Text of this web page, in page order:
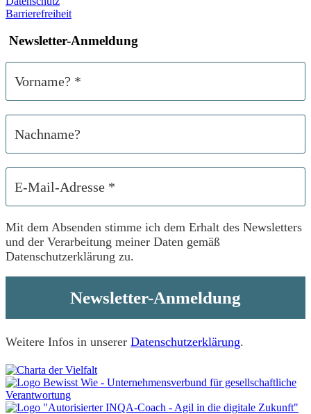
Barrierefreiheit
Newsletter-Anmeldung
Mit dem Absenden stimme ich dem Erhalt des Newsletters
und der Verarbeitung meiner Daten gemäß
Datenschutzerklärung zu.
Weitere Infos in unserer Datenschutzerklärung.